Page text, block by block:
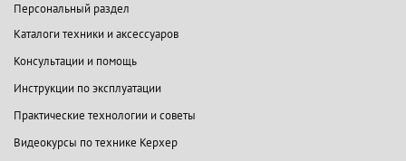
Персональный раздел
Каталоги техники и аксессуаров
Консультации и помощь
Инструкции по эксплуатации
Практические технологии и советы
Видеокурсы по технике Керхер